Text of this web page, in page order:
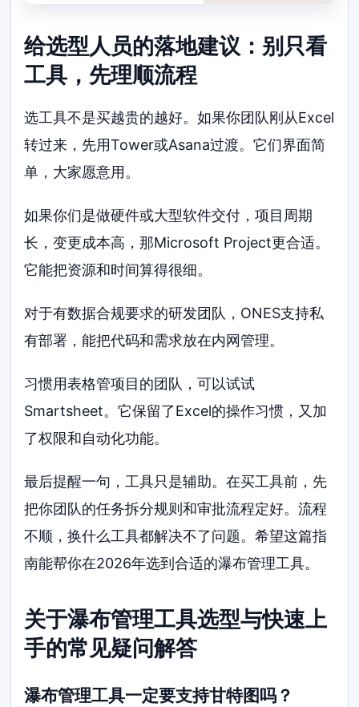
给选型人员的落地建议：别只看
工具，先理顺流程
选工具不是买越贵的越好。如果你团队刚从Excel
转过来，先用Tower或Asana过渡。它们界面简
单，大家愿意用。
如果你们是做硬件或大型软件交付，项目周期
长，变更成本高，那Microsoft Project更合适。
它能把资源和时间算得很细。
对于有数据合规要求的研发团队，ONES支持私
有部署，能把代码和需求放在内网管理。
习惯用表格管项目的团队，可以试试
Smartsheet。它保留了Excel的操作习惯，又加
了权限和自动化功能。
最后提醒一句，工具只是辅助。在买工具前，先
把你团队的任务拆分规则和审批流程定好。流程
不顺，换什么工具都解决不了问题。希望这篇指
南能帮你在2026年选到合适的瀑布管理工具。
关于瀑布管理工具选型与快速上
手的常见疑问解答
瀑布管理工具一定要支持甘特图吗？